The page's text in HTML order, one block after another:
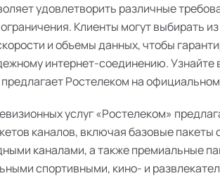
удовлетворить различные
Клиенты могут выбирать
и объемы данных, чтобы
интернет-соединению. Узнайте
Ростелеком на
услуг «Ростелеком»
каналов, включая базовые пакеты
каналами, а также премиальные
спортивными, кино- и